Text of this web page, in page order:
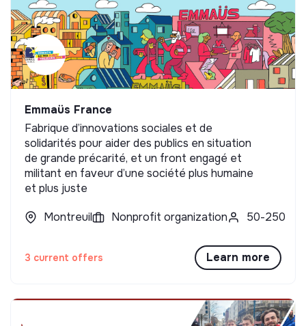
Emmaüs France
Fabrique d’innovations sociales et de
solidarités pour aider des publics en situation
de grande précarité, et un front engagé et
militant en faveur d’une société plus humaine
et plus juste
Montreuil
Nonprofit organization 50-250
3 current offers Learn more